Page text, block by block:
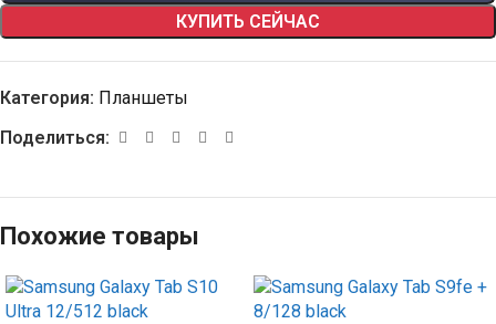
КУПИТЬ СЕЙЧАС
Категория: Планшеты
Поделиться:
Похожие товары